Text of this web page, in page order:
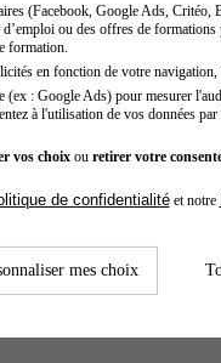
(Facebook, Google Ads,
ou des offres de
formation.
en fonction de votre
: Google Ads) pour mesurer
à l'utilisation de vos données
vos choixou retirer votre
de confidentialitéet notre
mes choix